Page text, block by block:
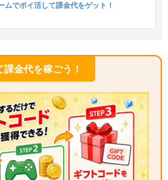
ムでポイ活して課金代をゲット！
金代を稼ごう！